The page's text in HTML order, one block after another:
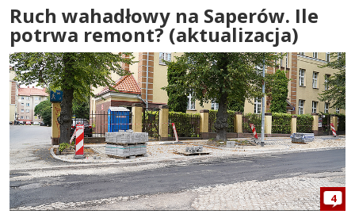
Ruch wahadłowy na Saperów. Ile
potrwa remont? (aktualizacja)
4